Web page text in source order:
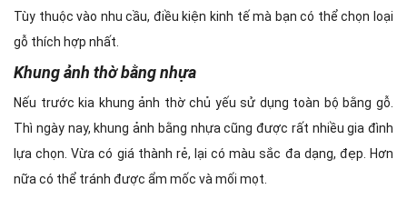
Tùy thuộc vào nhu cầu, điều kiện kinh tế mà bạn có thể chọn loại
gỗ thích hợp nhất.
Khung ảnh thờ bằng nhựa
Nếu trước kia khung ảnh thờ chủ yếu sử dụng toàn bộ bằng gỗ.
Thì ngày nay, khung ảnh bằng nhựa cũng được rất nhiều gia đình
lựa chọn. Vừa có giá thành rẻ, lại có màu sắc đa dạng, đẹp. Hơn
nữa có thể tránh được ẩm mốc và mối mọt.